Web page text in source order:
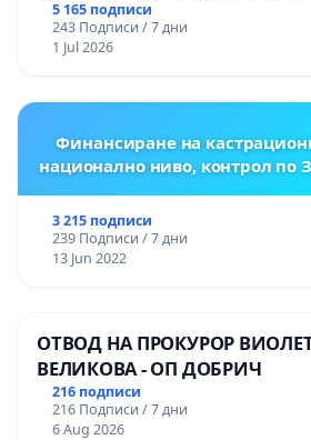
Радомир
5 165 подписи
243 Подписи / 7 дни
1 Jul 2026
Финансиране на
национално ниво, контрол
3 215 подписи
239 Подписи / 7 дни
13 Jun 2022
ОТВОД НА ПРОКУРОР
ВЕЛИКОВА - ОП ДОБРИЧ
216 подписи
216 Подписи / 7 дни
6 Aug 2026